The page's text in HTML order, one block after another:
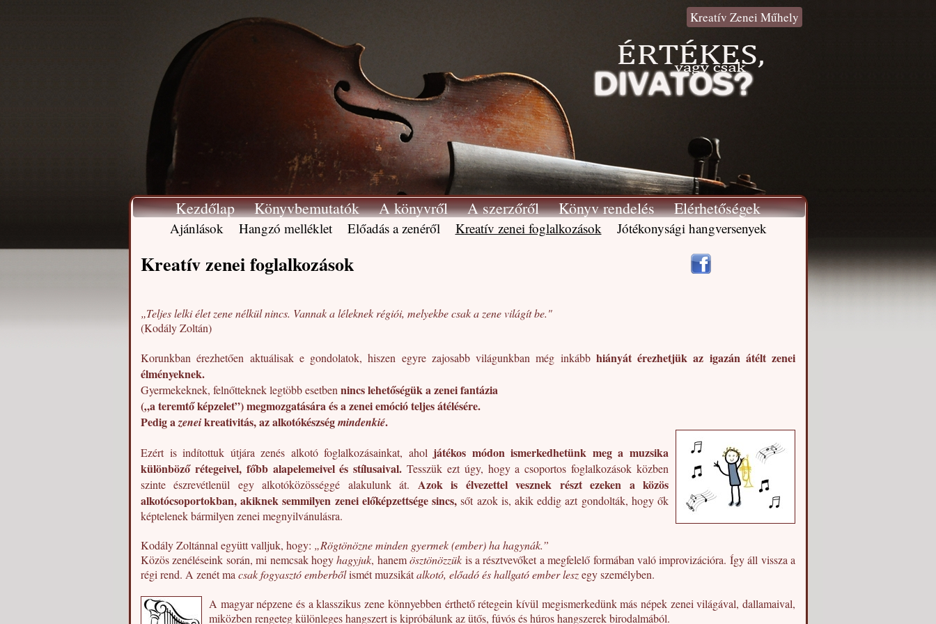
Kreatív Zenei Műhely
Kezdőlap Könyvbemutatók A könyvről A szerzőről Könyv rendelés Elérhetőségek
Ajánlások Hangzó melléklet Előadás a zenéről Kreatív zenei foglalkozások Jótékonysági hangversenyek
Kreatív zenei foglalkozások
„Teljes lelki élet zene nélkül nincs. Vannak a léleknek régiói, melyekbe csak a zene világít be."
(Kodály Zoltán)
Korunkban érezhetően aktuálisak e gondolatok, hiszen egyre zajosabb világunkban még inkább hiányát érezhetjük az igazán átélt zenei
élményeknek.
Gyermekeknek, felnőtteknek legtöbb esetben nincs lehetőségük a zenei fantázia
(„a teremtő képzelet”) megmozgatására és a zenei emóció teljes átélésére.
Pedig azeneikreativitás, az alkotókészségmindenkié.
Ezért is indítottuk útjára zenés alkotó foglalkozásainkat, ahol játékos módon ismerkedhetünk meg a muzsika
különböző rétegeivel, főbb alapelemeivel és stílusaival. Tesszük ezt úgy, hogy a csoportos foglalkozások közben
szinte észrevétlenül egy alkotóközösséggé alakulunk át. Azok is élvezettel vesznek részt ezeken a közös
alkotócsoportokban, akiknek semmilyen zenei előképzettsége sincs, sőt azok is, akik eddig azt gondolták, hogy ők
képtelenek bármilyen zenei megnyilvánulásra.
Kodály Zoltánnal együtt valljuk, hogy: „Rögtönözne minden gyermek (ember) ha hagynák.”
Közös zenéléseink során, mi nemcsak hogyhagyjuk, hanemösztönözzük is a résztvevőket a megfelelő formában való improvizációra. Így áll vissza a
régi rend. A zenét ma csak fogyasztó emberbőlismét muzsikátalkotó, előadó és hallgató ember leszegy személyben.
A magyar népzene és a klasszikus zene könnyebben érthető rétegein kívül megismerkedünk más népek zenei világával, dallamaival,
miközben rengeteg különleges hangszert is kipróbálunk az ütős, fúvós és húros hangszerek birodalmából.